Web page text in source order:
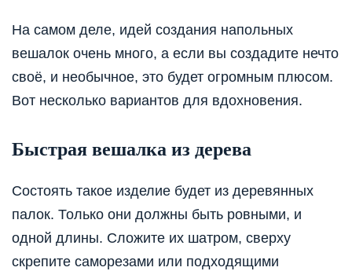
На самом деле, идей создания напольных
вешалок очень много, а если вы создадите нечто
своё, и необычное, это будет огромным плюсом.
Вот несколько вариантов для вдохновения.
Быстрая вешалка из дерева
Состоять такое изделие будет из деревянных
палок. Только они должны быть ровными, и
одной длины. Сложите их шатром, сверху
скрепите саморезами или подходящими